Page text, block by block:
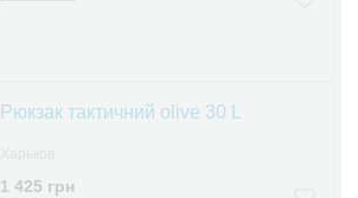
Рюкзак тактичний olive 30 L
1 425 грн